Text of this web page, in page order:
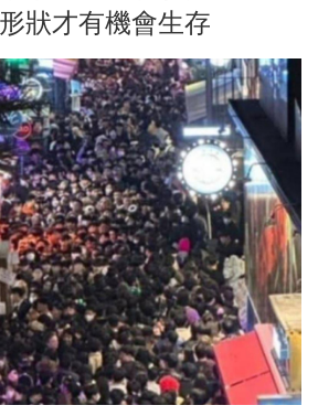
狀才有機會生存